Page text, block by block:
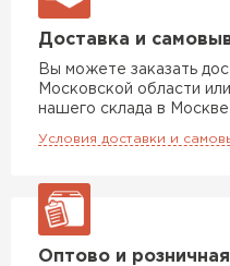
Доставка и
Вы можете заказать
Московской области
нашего склада в Москве
Условия доставки и
Оптово и